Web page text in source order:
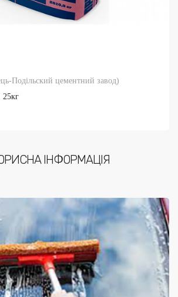
Подільский цементний завод)
ІНФОРМАЦІЯ